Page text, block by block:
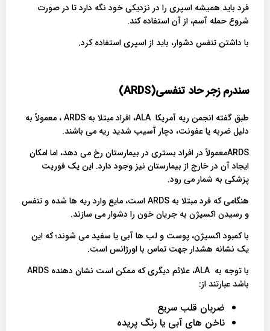
فرد باید همیشه اسپری را در نزدیکی خود نگه دارد تا در صورت
شروع حمله آسم، از آن استفاده کند.
با داشتن تنفس دشوار، باید از اسپری استفاده کرد.
سندرم زجر حاد تنفسی(ARDS)
طبق گفته انجمن ریه آمریکا ALA، افراد مبتلا به ARDS ، معمولاً به
دلیل ضربه یا عفونت، دچار آسیب شدید ریه می باشند.
ARDSمعمولاً در افراد بستری در بیمارستان رخ می دهد، اما امکان
ایجاد آن در خارج از بیمارستان نیز وجود دارد. این یک فوریت
پزشکی به شمار می رود.
هنگامی که فرد مبتلا به ARDS است، مایع وارد ریه ها شده و تنفس
و رسیدن اکسیژن به جریان خون را دشوار می سازند.
با کمبود اکسیژن، پوست و لب ها آبی یا سفید می شوند؛ که این
یک نشانه هشدار جهت تماس با اورژانس است.
با توجه به ALA، علائم دیگری که ممکن است نشان دهنده ARDS
باشد عبارتند از:
ضربان قلب سریع
ناخن های آبی یا رنگ پریده